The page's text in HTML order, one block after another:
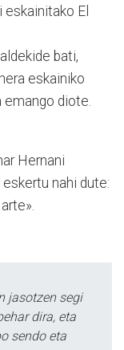
eskainitako El
bati,
eskainiko
emango diote.
Hernani
nahi dute:
jasotzen segi
dira, eta
sendo eta